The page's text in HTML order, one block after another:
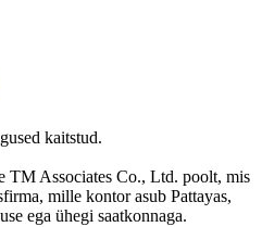
kaitstud.
TM Associates Co., Ltd. poolt, mis
mille kontor asub Pattayas,
ega ühegi saatkonnaga.